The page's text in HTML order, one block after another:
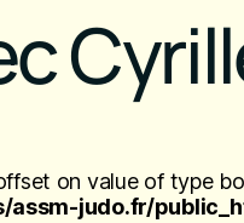
on value of type
assm-judo.fr/